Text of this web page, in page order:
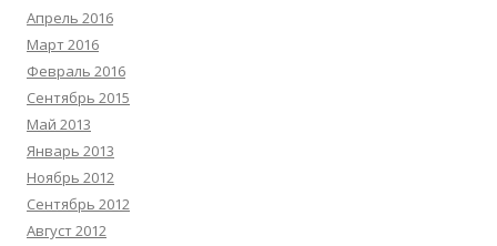
Апрель 2016
Март 2016
Февраль 2016
Сентябрь 2015
Май 2013
Январь 2013
Ноябрь 2012
Сентябрь 2012
Август 2012